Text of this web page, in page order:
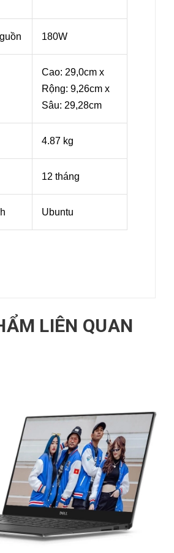
180W
Cao: 29,0cm x
Rộng: 9,26cm x
Sâu: 29,28cm
4.87 kg
12 tháng
Ubuntu
LIÊN QUAN